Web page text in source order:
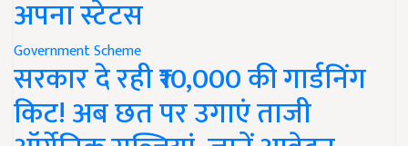
अपना स्टेटस
Government Scheme
सरकार दे रही ₹10,000 की गार्डनिंग
किट! अब छत पर उगाएं ताजी